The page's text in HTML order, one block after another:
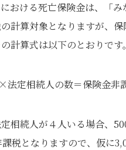
おける死亡保険金は、「み
計算対象となりますが、
計算式は以下のとおりです。
法定相続人の数＝保険金非
相続人が４人いる場合、
税となりますので、仮に